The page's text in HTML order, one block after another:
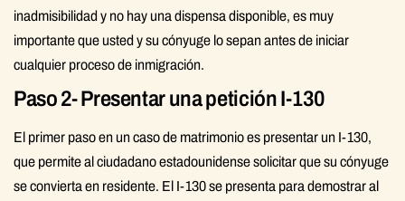
inadmisibilidad y no hay una dispensa disponible, es muy
importante que usted y su cónyuge lo sepan antes de iniciar
cualquier proceso de inmigración.
Paso 2- Presentar una petición I-130
El primer paso en un caso de matrimonio es presentar un I-130,
que permite al ciudadano estadounidense solicitar que su cónyuge
se convierta en residente. El I-130 se presenta para demostrar al